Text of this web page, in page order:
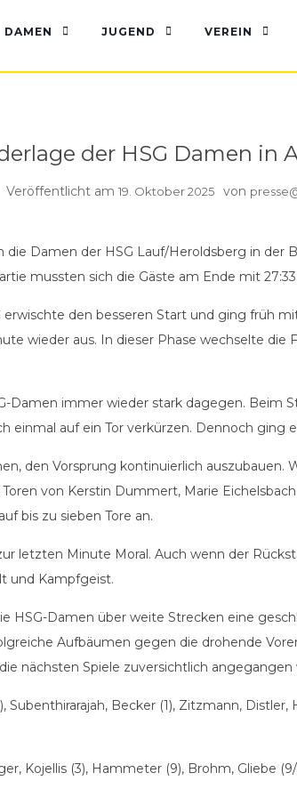
DAMEN JUGEND VEREIN
der HSG Damen in
Veröffentlicht am 19. Oktober 2025 von
Damen der HSG Lauf/Heroldsberg in der
mussten sich die Gäste am Ende mit 27:33
den besseren Start und ging früh
wieder aus. In dieser Phase wechselte
immer wieder stark dagegen. Beim
auf ein Tor verkürzen. Dennoch ging
den Vorsprung kontinuierlich auszubauen.
von Kerstin Dummert, Marie
bis zu sieben Tore an.
letzten Minute Moral. Auch wenn der
und Kampfgeist.
HSG-Damen über weite Strecken eine
Aufbäumen gegen die drohende
nächsten Spiele zuversichtlich angegangen
Subenthirarajah, Becker (1), Zitzmann,
Kojellis (3), Hammeter (9), Brohm, Gliebe (9/